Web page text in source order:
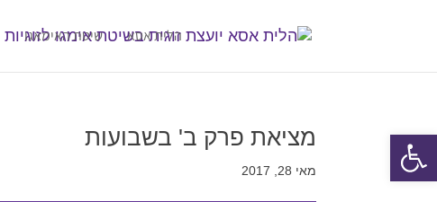
הלית אסא שיטת האימאגו
מציאת פרק ב' בשבועות
מאי 28, 2017
פתח סרגל נגישות